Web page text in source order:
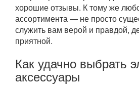
хорошие отзывы. К тому же
ассортимента — не просто
служить вам верой и правдой,
приятной.
Как удачно выбрать
аксессуары